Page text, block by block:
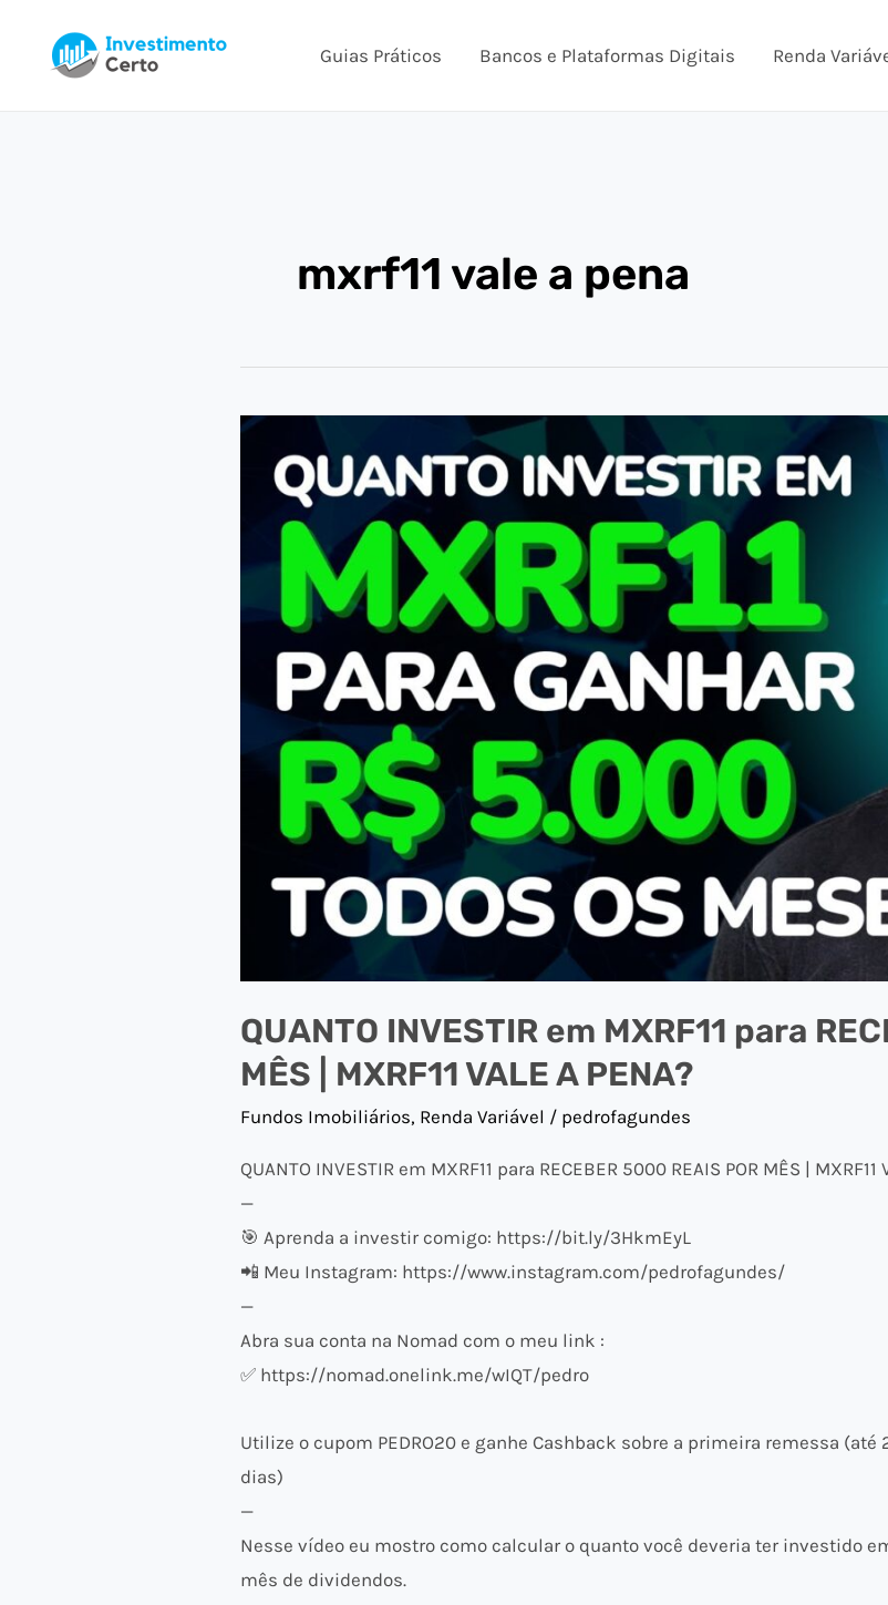
Guias Práticos Bancos e Plataformas Digitais Renda
mxrf11 vale a pena
QUANTO INVESTIR em MXRF11 para
MÊS | MXRF11 VALE A PENA?
Fundos Imobiliários, Renda Variável / pedrofagundes
QUANTO INVESTIR em MXRF11 para RECEBER 5000 REAIS POR MÊS | MXRF11
—
🎯 Aprenda a investir comigo: https://bit.ly/3HkmEyL
📲 Meu Instagram: https://www.instagram.com/pedrofagundes/
—
Abra sua conta na Nomad com o meu link :
✅ https://nomad.onelink.me/wIQT/pedro
Utilize o cupom PEDRO20 e ganhe Cashback sobre a primeira remessa (até
dias)
—
Nesse vídeo eu mostro como calcular o quanto você deveria ter investido
mês de dividendos.
QUANTO
INVESTIR
MXRF11
para
RECEBER
POR